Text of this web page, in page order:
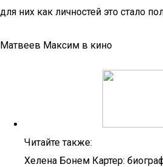
для них как личностей это стало
Матвеев Максим в кино
Читайте также:
Хелена Бонем Картер: